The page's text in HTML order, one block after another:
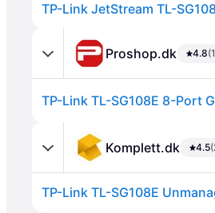
TP-Link JetStream TL-
Proshop.dk 4.8
TP-Link TL-SG108E 8-Port
Komplett.dk 4.5
TP-Link TL-SG108E